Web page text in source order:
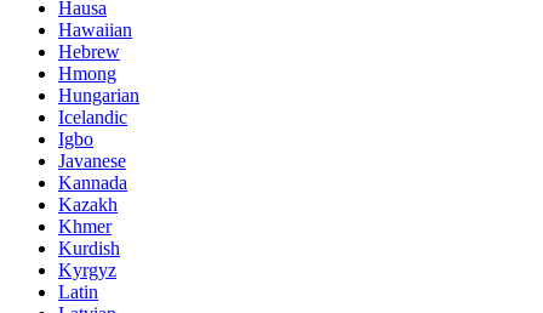
Hausa
Hawaiian
Hebrew
Hmong
Hungarian
Icelandic
Igbo
Javanese
Kannada
Kazakh
Khmer
Kurdish
Kyrgyz
Latin